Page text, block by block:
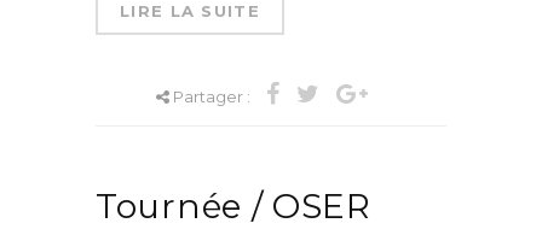
LIRE LA SUITE
Partager :
Tournée / OSER